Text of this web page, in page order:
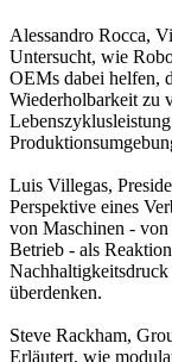
Alessandro Rocca,
Untersucht, wie
OEMs dabei helfen,
Wiederholbarkeit zu
Luis Villegas,
Perspektive eines
von Maschinen -
Betrieb - als
überdenken.
Steve Rackham,
Erläutert, wie